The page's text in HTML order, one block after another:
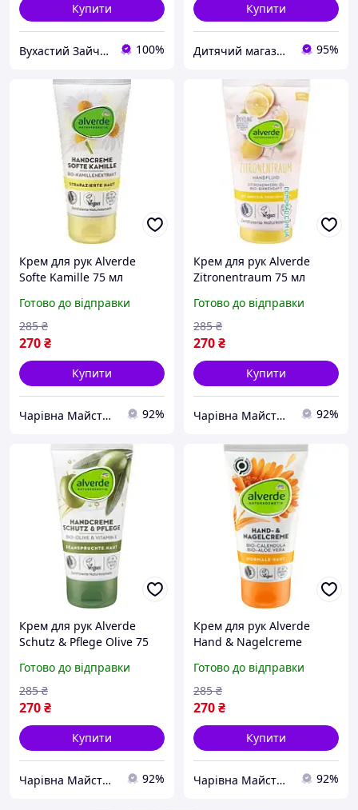
Купити
Вухастий Зайчик 100%
Купити
Дитячий магазин "Плюшевий Зайка" 95%
Крем для рук Alverde
Softe Kamille 75 мл
Готово до відправки
270₴
285 ₴
Купити
Чарівна Майстерня 92%
Крем для рук Alverde
Zitronentraum 75 мл
Готово до відправки
270₴
285 ₴
Купити
Чарівна Майстерня 92%
Крем для рук Alverde
Schutz & Pflege Olive 75
Готово до відправки
270₴
285 ₴
Купити
Чарівна Майстерня 92%
Крем для рук Alverde
Hand & Nagelcreme
Готово до відправки
270₴
285 ₴
Купити
Чарівна Майстерня 92%